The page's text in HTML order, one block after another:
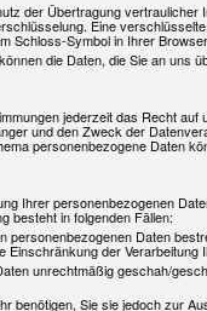
der Übertragung vertraulicher
Eine
Schloss-Symbol in Ihrer
die Daten, die Sie an uns
jederzeit das Recht
und den Zweck der
personenbezogene Daten
Ihrer personenbezogenen
besteht in folgenden Fällen:
personenbezogenen Daten
Einschränkung der
unrechtmäßig geschah/
benötigen, Sie sie jedoch zur